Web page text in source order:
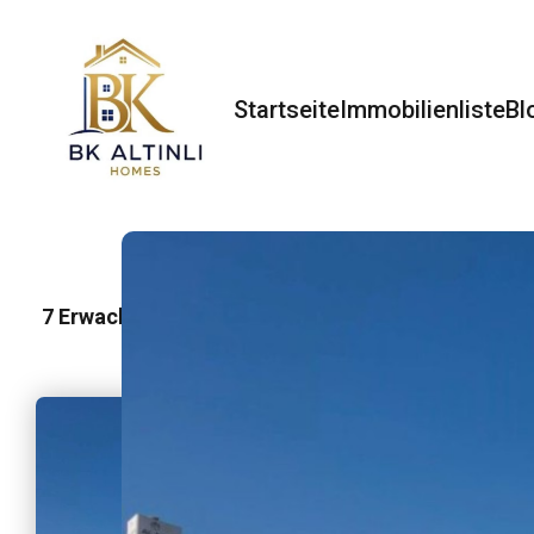
StartseiteImmobilienliste
7 Erwachsene